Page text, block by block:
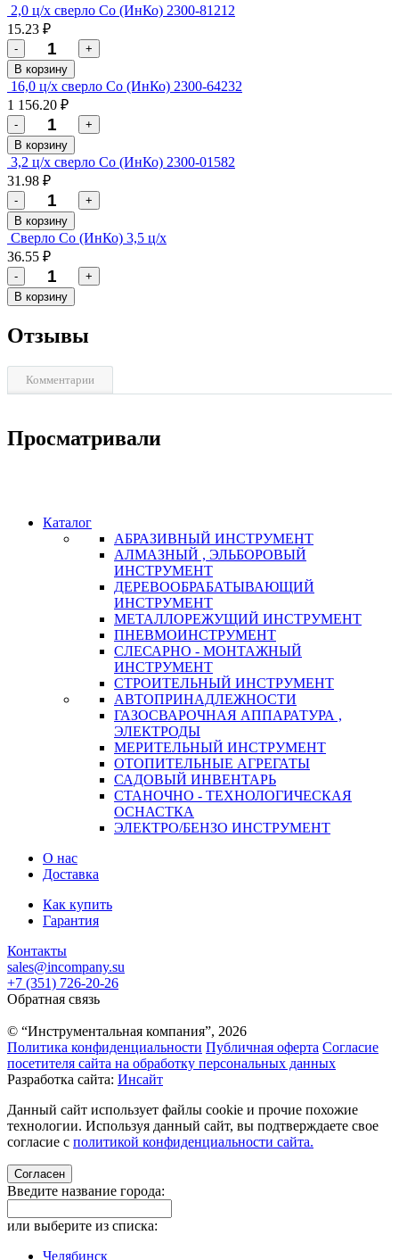
2,0 ц/х сверло Со (ИнКо) 2300-81212
15.23 ₽
-
+
В корзину
16,0 ц/х сверло Со (ИнКо) 2300-64232
1 156.20 ₽
-
+
В корзину
3,2 ц/х сверло Со (ИнКо) 2300-01582
31.98 ₽
-
+
В корзину
Сверло Со (ИнКо) 3,5 ц/х
36.55 ₽
-
+
В корзину
Отзывы
Комментарии
Просматривали
Каталог
АБРАЗИВНЫЙ ИНСТРУМЕНТ
АЛМАЗНЫЙ , ЭЛЬБОРОВЫЙ
ИНСТРУМЕНТ
ДЕРЕВООБРАБАТЫВАЮЩИЙ
ИНСТРУМЕНТ
МЕТАЛЛОРЕЖУЩИЙ ИНСТРУМЕНТ
ПНЕВМОИНСТРУМЕНТ
СЛЕСАРНО - МОНТАЖНЫЙ
ИНСТРУМЕНТ
СТРОИТЕЛЬНЫЙ ИНСТРУМЕНТ
АВТОПРИНАДЛЕЖНОСТИ
ГАЗОСВАРОЧНАЯ АППАРАТУРА ,
ЭЛЕКТРОДЫ
МЕРИТЕЛЬНЫЙ ИНСТРУМЕНТ
ОТОПИТЕЛЬНЫЕ АГРЕГАТЫ
САДОВЫЙ ИНВЕНТАРЬ
СТАНОЧНО - ТЕХНОЛОГИЧЕСКАЯ
ОСНАСТКА
ЭЛЕКТРО/БЕНЗО ИНСТРУМЕНТ
О нас
Доставка
Как купить
Гарантия
Контакты
sales@incompany.su
+7 (351) 726-20-26
Обратная связь
© “Инструментальная компания”, 2026
Политика конфиденциальности Публичная оферта Согласие
посетителя сайта на обработку персональных данных
Разработка сайта: Инсайт
Данный сайт использует файлы cookie и прочие похожие
технологии. Используя данный сайт, вы подтверждаете свое
согласие с политикой конфиденциальности сайта.
Согласен
Введите название города:
или выберите из списка:
Челябинск